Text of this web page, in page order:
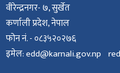
वीरेन्द्रनगर- ७, सुर्खेत
कर्णाली प्रदेश, नेपाल
फोन नं. - ०८३५२०२७६
इमेल: edd@karnali.gov.np